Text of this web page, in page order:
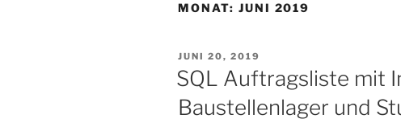
MONAT: JUNI 2019
VERÖFFENTLICHT
AM
JUNI 20, 2019
SQL Auftragsliste mit
Baustellenlager und